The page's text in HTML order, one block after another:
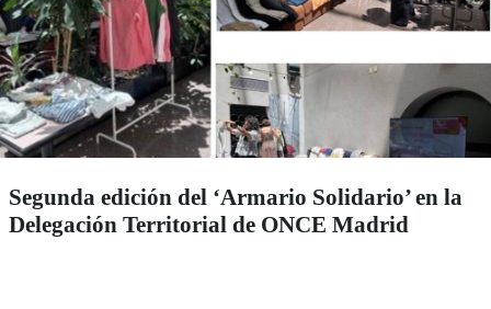
Segunda edición del ‘Armario Solidario’ en la
Delegación Territorial de ONCE Madrid